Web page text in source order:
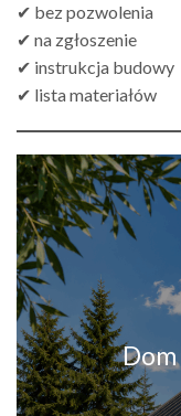
✔ bez pozwolenia
✔ na zgłoszenie
✔ instrukcja budowy
✔ lista materiałów
Dom